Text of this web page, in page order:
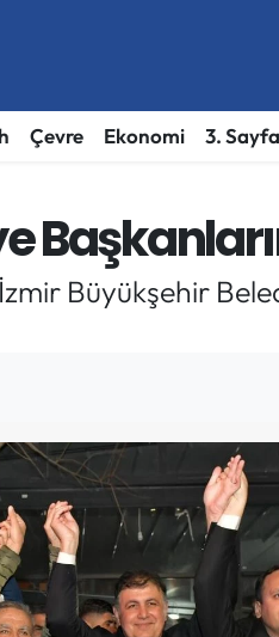
Çevre Ekonomi 3. Sayfa
Büyükşehir